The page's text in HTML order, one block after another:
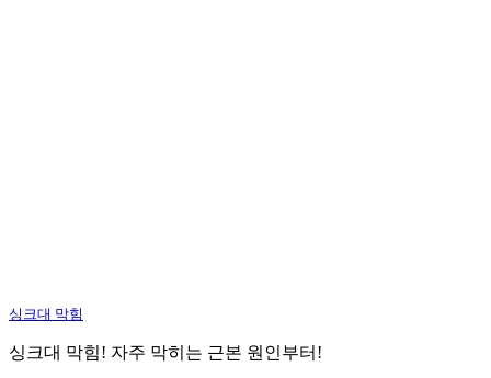
싱크대 막힘
싱크대 막힘! 자주 막히는 근본 원인부터!